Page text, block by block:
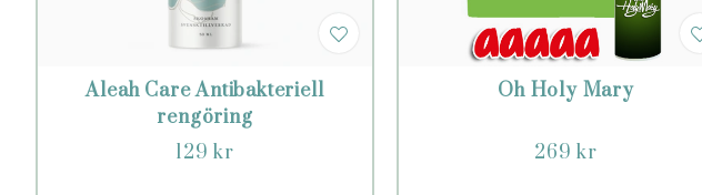
Aleah Care Antibakteriell
rengöring
129 kr
Oh Holy Mary
269 kr